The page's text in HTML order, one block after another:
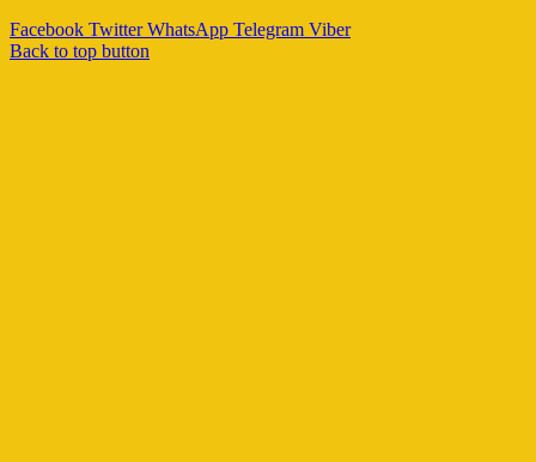
Facebook Twitter WhatsApp Telegram Viber
Back to top button